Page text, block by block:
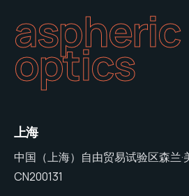
aspheric
optics
上海
中国（上海）自由贸易试验区森兰·
CN200131